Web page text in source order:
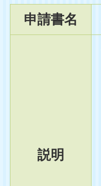
申請書名
説明